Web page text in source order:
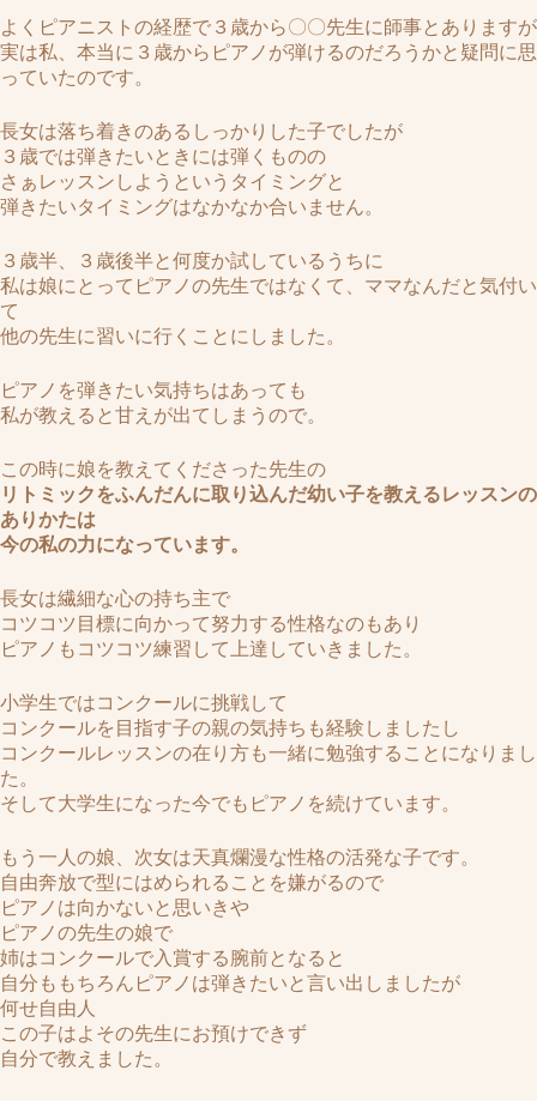
よくピアニストの経歴で３歳から〇〇先生に師事とありますが
実は私、本当に３歳からピアノが弾けるのだろうかと疑問に思
っていたのです。
長女は落ち着きのあるしっかりした子でしたが
３歳では弾きたいときには弾くものの
さぁレッスンしようというタイミングと
弾きたいタイミングはなかなか合いません。
３歳半、３歳後半と何度か試しているうちに
私は娘にとってピアノの先生ではなくて、ママなんだと気付い
て
他の先生に習いに行くことにしました。
ピアノを弾きたい気持ちはあっても
私が教えると甘えが出てしまうので。
この時に娘を教えてくださった先生の
リトミックをふんだんに取り込んだ幼い子を教えるレッスンの
ありかたは
今の私の力になっています。
長女は繊細な心の持ち主で
コツコツ目標に向かって努力する性格なのもあり
ピアノもコツコツ練習して上達していきました。
小学生ではコンクールに挑戦して
コンクールを目指す子の親の気持ちも経験しましたし
コンクールレッスンの在り方も一緒に勉強することになりまし
た。
そして大学生になった今でもピアノを続けています。
もう一人の娘、次女は天真爛漫な性格の活発な子です。
自由奔放で型にはめられることを嫌がるので
ピアノは向かないと思いきや
ピアノの先生の娘で
姉はコンクールで入賞する腕前となると
自分ももちろんピアノは弾きたいと言い出しましたが
何せ自由人
この子はよその先生にお預けできず
自分で教えました。